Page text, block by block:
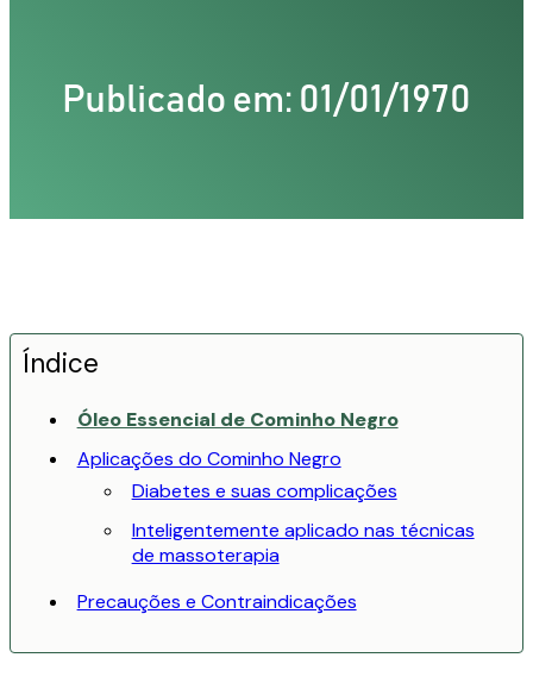
Publicado em: 01/01/1970
Índice
Óleo Essencial de Cominho Negro
Aplicações do Cominho Negro
Diabetes e suas complicações
Inteligentemente aplicado nas técnicas
de massoterapia
Precauções e Contraindicações